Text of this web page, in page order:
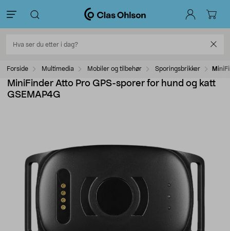
Forside Multimedia Mobiler og tilbehør Sporingsbrikker
MiniFinder Atto Pro GPS-sporer for hund og katt
GSEMAP4G